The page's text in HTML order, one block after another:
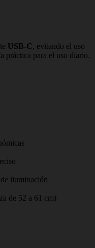
USB-C, evitando el uso
práctica para el uso diario.
iluminación
de 52 a 61 cm)